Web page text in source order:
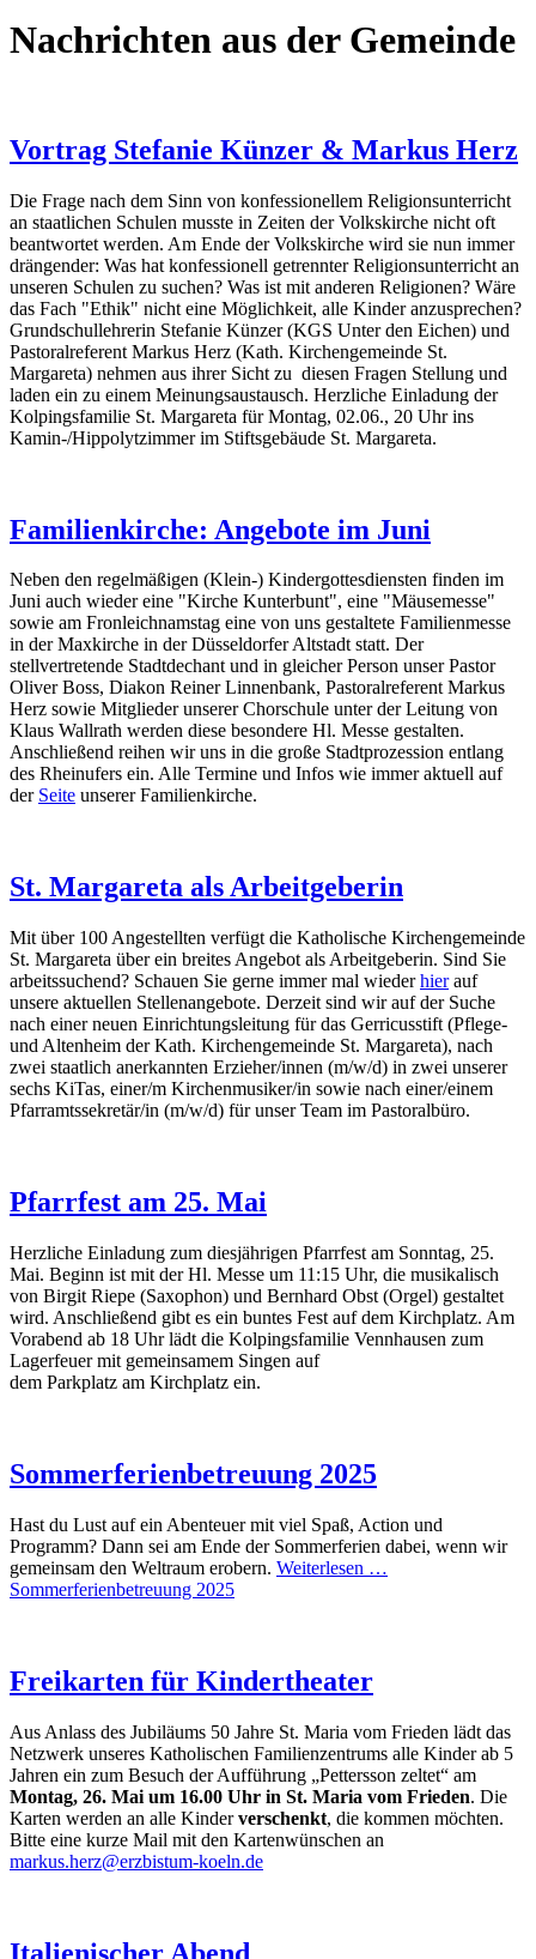
Nachrichten aus der Gemeinde
Vortrag Stefanie Künzer & Markus Herz
Die Frage nach dem Sinn von konfessionellem Religionsunterricht
an staatlichen Schulen musste in Zeiten der Volkskirche nicht oft
beantwortet werden. Am Ende der Volkskirche wird sie nun immer
drängender: Was hat konfessionell getrennter Religionsunterricht an
unseren Schulen zu suchen? Was ist mit anderen Religionen? Wäre
das Fach "Ethik" nicht eine Möglichkeit, alle Kinder anzusprechen?
Grundschullehrerin Stefanie Künzer (KGS Unter den Eichen) und
Pastoralreferent Markus Herz (Kath. Kirchengemeinde St.
Margareta) nehmen aus ihrer Sicht zu diesen Fragen Stellung und
laden ein zu einem Meinungsaustausch. Herzliche Einladung der
Kolpingsfamilie St. Margareta für Montag, 02.06., 20 Uhr ins
Kamin-/Hippolytzimmer im Stiftsgebäude St. Margareta.
Familienkirche: Angebote im Juni
Neben den regelmäßigen (Klein-) Kindergottesdiensten finden im
Juni auch wieder eine "Kirche Kunterbunt", eine "Mäusemesse"
sowie am Fronleichnamstag eine von uns gestaltete Familienmesse
in der Maxkirche in der Düsseldorfer Altstadt statt. Der
stellvertretende Stadtdechant und in gleicher Person unser Pastor
Oliver Boss, Diakon Reiner Linnenbank, Pastoralreferent Markus
Herz sowie Mitglieder unserer Chorschule unter der Leitung von
Klaus Wallrath werden diese besondere Hl. Messe gestalten.
Anschließend reihen wir uns in die große Stadtprozession entlang
des Rheinufers ein. Alle Termine und Infos wie immer aktuell auf
der Seite unserer Familienkirche.
St. Margareta als Arbeitgeberin
Mit über 100 Angestellten verfügt die Katholische Kirchengemeinde
St. Margareta über ein breites Angebot als Arbeitgeberin. Sind Sie
arbeitssuchend? Schauen Sie gerne immer mal wiederhierauf
unsere aktuellen Stellenangebote. Derzeit sind wir auf der Suche
nach einer neuen Einrichtungsleitung für das Gerricusstift (Pflege-
und Altenheim der Kath. Kirchengemeinde St. Margareta), nach
zwei staatlich anerkannten Erzieher/innen (m/w/d) in zwei unserer
sechs KiTas, einer/m Kirchenmusiker/in sowie nach einer/einem
Pfarramtssekretär/in (m/w/d) für unser Team im Pastoralbüro.
Pfarrfest am 25. Mai
Herzliche Einladung zum diesjährigen Pfarrfest am Sonntag, 25.
Mai. Beginn ist mit der Hl. Messe um 11:15 Uhr, die musikalisch
von Birgit Riepe (Saxophon) und Bernhard Obst (Orgel) gestaltet
wird. Anschließend gibt es ein buntes Fest auf dem Kirchplatz. Am
Vorabend ab 18 Uhr lädt die Kolpingsfamilie Vennhausen zum
Lagerfeuer mit gemeinsamem Singen auf
dem Parkplatz am Kirchplatz ein.
Sommerferienbetreuung 2025
Hast du Lust auf ein Abenteuer mit viel Spaß, Action und
Programm? Dann sei am Ende der Sommerferien dabei, wenn wir
gemeinsam den Weltraum erobern. Weiterlesen …
Sommerferienbetreuung 2025
Freikarten für Kindertheater
Aus Anlass des Jubiläums 50 Jahre St. Maria vom Frieden lädt das
Netzwerk unseres Katholischen Familienzentrums alle Kinder ab 5
Jahren ein zum Besuch der Aufführung „Pettersson zeltet“ am
Montag, 26. Mai um 16.00 Uhr in St. Maria vom Frieden. Die
Karten werden an alle Kinderverschenkt, die kommen möchten.
Bitte eine kurze Mail mit den Kartenwünschen an
markus.herz@erzbistum-koeln.de
Italienischer Abend